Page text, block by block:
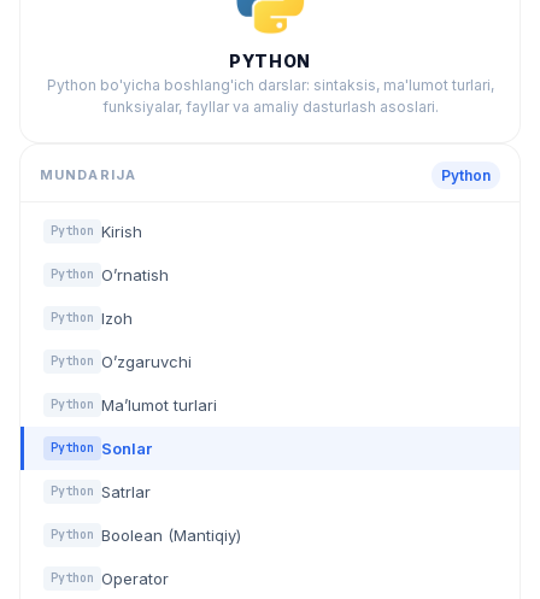
PYTHON
Python bo'yicha boshlang'ich darslar: sintaksis, ma'lumot turlari,
funksiyalar, fayllar va amaliy dasturlash asoslari.
MUNDARIJA Python
Python Kirish
Python O’rnatish
Python Izoh
Python O’zgaruvchi
Python Ma’lumot turlari
Python Sonlar
Python Satrlar
Python Boolean (Mantiqiy)
Python Operator